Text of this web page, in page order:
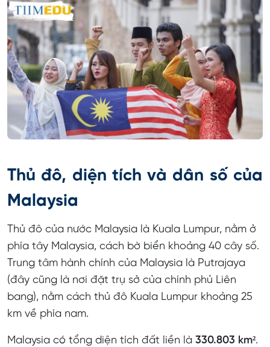
Thủ đô, diện tích và dân số của
Malaysia
Thủ đô của nước Malaysia là Kuala Lumpur, nằm ở
phía tây Malaysia, cách bờ biển khoảng 40 cây số.
Trung tâm hành chính của Malaysia là Putrajaya
(đây cũng là nơi đặt trụ sở của chính phủ Liên
bang), nằm cách thủ đô Kuala Lumpur khoảng 25
km về phía nam.
Malaysia có tổng diện tích đất liền là 330.803 km².